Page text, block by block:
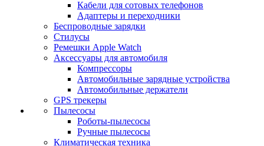
Кабели для сотовых телефонов
Адаптеры и переходники
Беспроводные зарядки
Стилусы
Ремешки Apple Watch
Аксессуары для автомобиля
Компрессоры
Автомобильные зарядные устройства
Автомобильные держатели
GPS трекеры
Пылесосы
Роботы-пылесосы
Ручные пылесосы
Климатическая техника